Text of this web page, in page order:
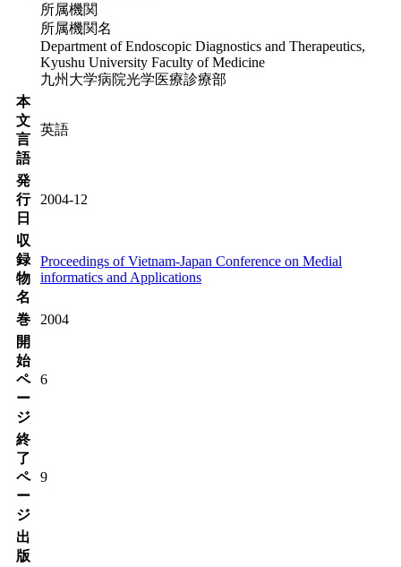
所属機関
所属機関名
Department of Endoscopic Diagnostics and Therapeutics,
Kyushu University Faculty of Medicine
九州大学病院光学医療診療部
本
文
言
語
英語
発
行
日
2004-12
収
録
物
名
Proceedings of Vietnam-Japan Conference on Medial
informatics and Applications
巻
2004
開
始
ペ
ー
ジ
6
終
了
ペ
ー
ジ
9
出
版